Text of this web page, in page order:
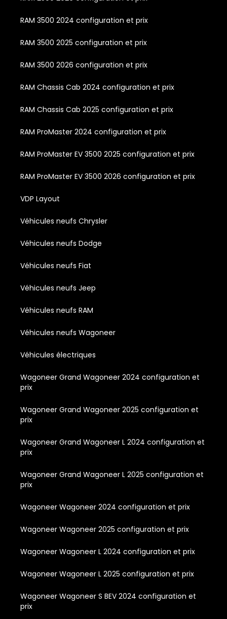
RAM 3500 2024 configuration et prix
RAM 3500 2025 configuration et prix
RAM 3500 2026 configuration et prix
RAM Chassis Cab 2024 configuration et prix
RAM Chassis Cab 2025 configuration et prix
RAM ProMaster 2024 configuration et prix
RAM ProMaster EV 3500 2025 configuration et prix
RAM ProMaster EV 3500 2026 configuration et prix
VDP Layout
Véhicules neufs Chrysler
Véhicules neufs Dodge
Véhicules neufs Fiat
Véhicules neufs Jeep
Véhicules neufs RAM
Véhicules neufs Wagoneer
Véhicules électriques
Wagoneer Grand Wagoneer 2024 configuration et
prix
Wagoneer Grand Wagoneer 2025 configuration et
prix
Wagoneer Grand Wagoneer L 2024 configuration et
prix
Wagoneer Grand Wagoneer L 2025 configuration et
prix
Wagoneer Wagoneer 2024 configuration et prix
Wagoneer Wagoneer 2025 configuration et prix
Wagoneer Wagoneer L 2024 configuration et prix
Wagoneer Wagoneer L 2025 configuration et prix
Wagoneer Wagoneer S BEV 2024 configuration et
prix